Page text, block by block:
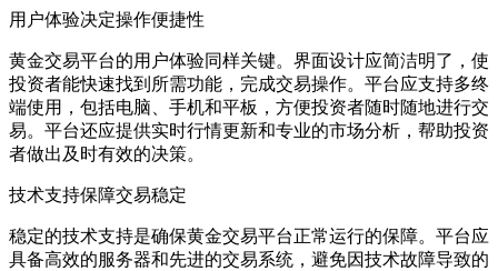
用户体验决定操作便捷性
黄金交易平台的用户体验同样关键。界面设计应简洁明了，使
投资者能快速找到所需功能，完成交易操作。平台应支持多终
端使用，包括电脑、手机和平板，方便投资者随时随地进行交
易。平台还应提供实时行情更新和专业的市场分析，帮助投资
者做出及时有效的决策。
技术支持保障交易稳定
稳定的技术支持是确保黄金交易平台正常运行的保障。平台应
具备高效的服务器和先进的交易系统，避免因技术故障导致的